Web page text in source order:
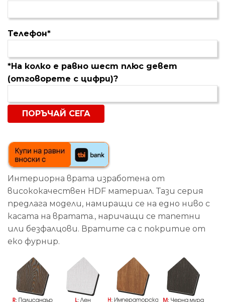
Телефон*
*На колко е равно шест плюс девет
(отговорете с цифри)?
Интериорна врата изработена от
висококачествен HDF материал. Тази серия
предлага модели, намиращи се на едно ниво с
касата на вратата., наричащи се тапетни
или безфалцови. Вратите са с покритие от
еко фурнир.